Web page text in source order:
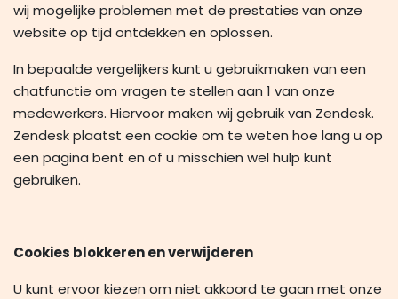
wij mogelijke problemen met de prestaties van onze
website op tijd ontdekken en oplossen.
In bepaalde vergelijkers kunt u gebruikmaken van een
chatfunctie om vragen te stellen aan 1 van onze
medewerkers. Hiervoor maken wij gebruik van Zendesk.
Zendesk plaatst een cookie om te weten hoe lang u op
een pagina bent en of u misschien wel hulp kunt
gebruiken.
Cookies blokkeren en verwijderen
U kunt ervoor kiezen om niet akkoord te gaan met onze